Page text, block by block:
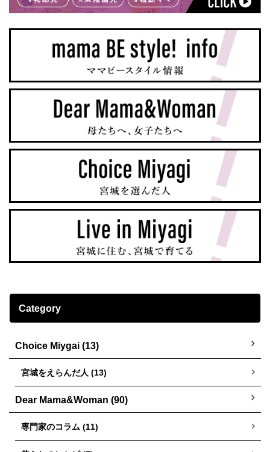
Category
Choice Miygai (13)
宮城をえらんだ人 (13)
Dear Mama&Woman (90)
専門家のコラム (11)